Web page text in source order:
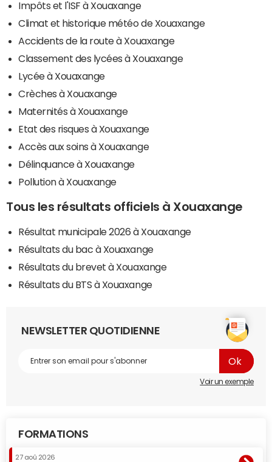
Impôts et l'ISF à Xouaxange
Climat et historique météo de Xouaxange
Accidents de la route à Xouaxange
Classement des lycées à Xouaxange
Lycée à Xouaxange
Crèches à Xouaxange
Maternités à Xouaxange
Etat des risques à Xouaxange
Accès aux soins à Xouaxange
Délinquance à Xouaxange
Pollution à Xouaxange
Tous les résultats officiels à Xouaxange
Résultat municipale 2026 à Xouaxange
Résultats du bac à Xouaxange
Résultats du brevet à Xouaxange
Résultats du BTS à Xouaxange
NEWSLETTER QUOTIDIENNE
Voir un exemple
FORMATIONS
27 aoû 2026